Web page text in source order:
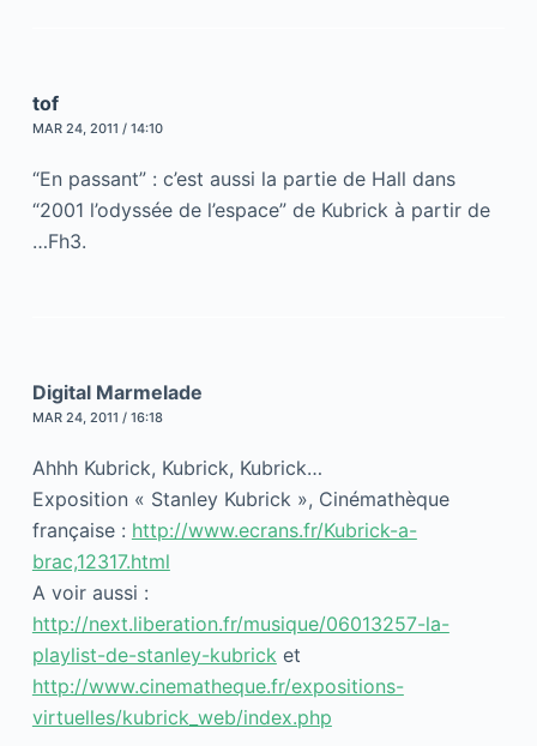
tof
MAR 24, 2011 / 14:10
“En passant” : c’est aussi la partie de Hall dans
“2001 l’odyssée de l’espace” de Kubrick à partir de
…Fh3.
Digital Marmelade
MAR 24, 2011 / 16:18
Ahhh Kubrick, Kubrick, Kubrick…
Exposition « Stanley Kubrick », Cinémathèque
française : http://www.ecrans.fr/Kubrick-a-
brac,12317.html
A voir aussi :
http://next.liberation.fr/musique/06013257-la-
playlist-de-stanley-kubrick et
http://www.cinematheque.fr/expositions-
virtuelles/kubrick_web/index.php